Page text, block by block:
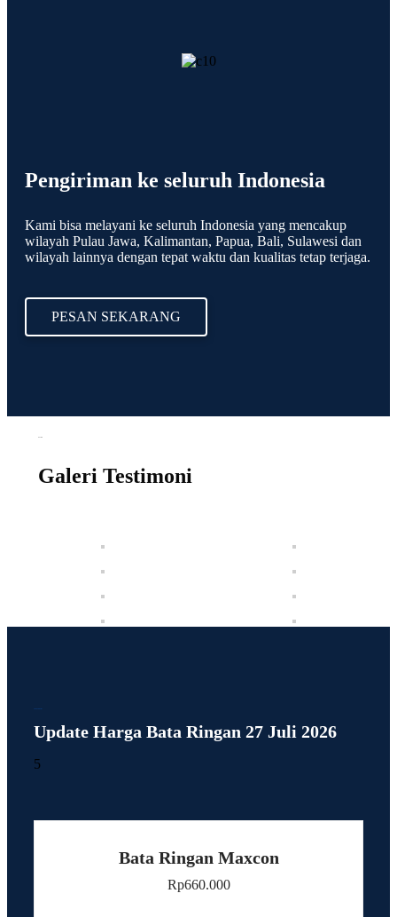
Pengiriman ke seluruh Indonesia
Kami bisa melayani ke seluruh Indonesia yang mencakup
wilayah Pulau Jawa, Kalimantan, Papua, Bali, Sulawesi dan
wilayah lainnya dengan tepat waktu dan kualitas tetap terjaga.
PESAN SEKARANG
Galeri Testimoni
Update Harga Bata Ringan 27 Juli 2026
5
Bata Ringan Maxcon
Rp660.000